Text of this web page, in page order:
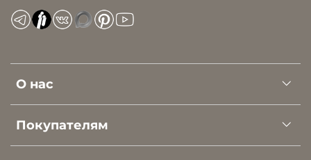
О нас
Покупателям